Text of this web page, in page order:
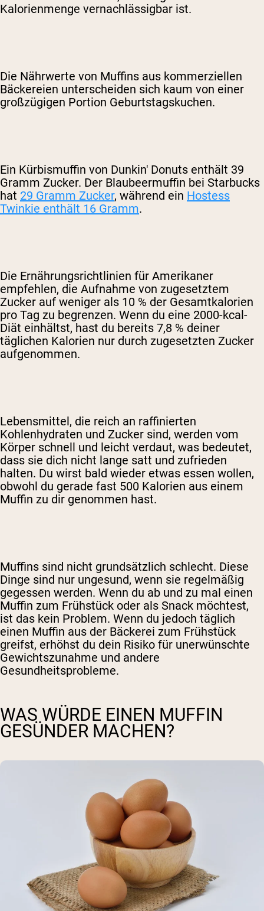
Kalorienmenge vernachlässigbar ist.
Die Nährwerte von Muffins aus kommerziellen
Bäckereien unterscheiden sich kaum von einer
großzügigen Portion Geburtstagskuchen.
Ein Kürbismuffin von Dunkin' Donuts enthält 39
Gramm Zucker. Der Blaubeermuffin bei Starbucks
hat 29 Gramm Zucker, während ein Hostess
Twinkie enthält 16 Gramm.
Die Ernährungsrichtlinien für Amerikaner
empfehlen, die Aufnahme von zugesetztem
Zucker auf weniger als 10 % der Gesamtkalorien
pro Tag zu begrenzen. Wenn du eine 2000-kcal-
Diät einhältst, hast du bereits 7,8 % deiner
täglichen Kalorien nur durch zugesetzten Zucker
aufgenommen.
Lebensmittel, die reich an raffinierten
Kohlenhydraten und Zucker sind, werden vom
Körper schnell und leicht verdaut, was bedeutet,
dass sie dich nicht lange satt und zufrieden
halten. Du wirst bald wieder etwas essen wollen,
obwohl du gerade fast 500 Kalorien aus einem
Muffin zu dir genommen hast.
Muffins sind nicht grundsätzlich schlecht. Diese
Dinge sind nur ungesund, wenn sie regelmäßig
gegessen werden. Wenn du ab und zu mal einen
Muffin zum Frühstück oder als Snack möchtest,
ist das kein Problem. Wenn du jedoch täglich
einen Muffin aus der Bäckerei zum Frühstück
greifst, erhöhst du dein Risiko für unerwünschte
Gewichtszunahme und andere
Gesundheitsprobleme.
WAS WÜRDE EINEN MUFFIN
GESÜNDER MACHEN?